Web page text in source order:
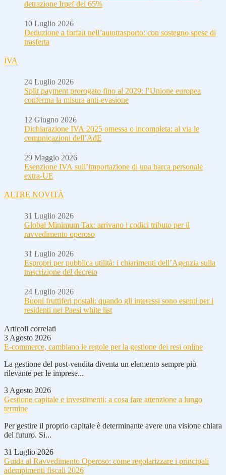
detrazione Irpef del 65%
10 Luglio 2026
Deduzione a forfait nell’autotrasporto: con sostegno spese di
trasferta
IVA
24 Luglio 2026
Split payment prorogato fino al 2029: l’Unione europea
conferma la misura anti-evasione
12 Giugno 2026
Dichiarazione IVA 2025 omessa o incompleta: al via le
comunicazioni dell’AdE
29 Maggio 2026
Esenzione IVA sull’importazione di una barca personale
extra-UE
ALTRE NOVITÀ
31 Luglio 2026
Global Minimum Tax: arrivano i codici tributo per il
ravvedimento operoso
31 Luglio 2026
Espropri per pubblica utilità: i chiarimenti dell’Agenzia sulla
trascrizione del decreto
24 Luglio 2026
Buoni fruttiferi postali: quando gli interessi sono esenti per i
residenti nei Paesi white list
Articoli correlati
3 Agosto 2026
E-commerce, cambiano le regole per la gestione dei resi online
La gestione del post-vendita diventa un elemento sempre più
rilevante per le imprese...
3 Agosto 2026
Gestione capitale e investimenti: a cosa fare attenzione a lungo
termine
Per gestire il proprio capitale è determinante avere una visione chiara
del futuro. Si...
31 Luglio 2026
Guida al Ravvedimento Operoso: come regolarizzare i principali
adempimenti fiscali 2026